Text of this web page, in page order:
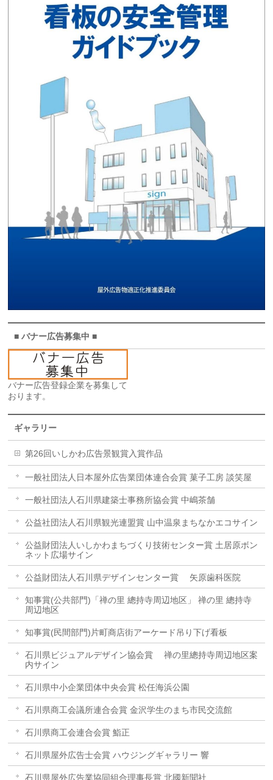
■ バナー広告募集中 ■
バナー広告登録企業を募集して
おります。
ギャラリー
第26回いしかわ広告景観賞入賞作品
一般社団法人日本屋外広告業団体連合会賞 菓子工房 談笑屋
一般社団法人石川県建築士事務所協会賞 中嶋茶舗
公益社団法人石川県観光連盟賞 山中温泉まちなかエコサイン
公益財団法人いしかわまちづくり技術センター賞 土居原ボン
ネット広場サイン
公益財団法人石川県デザインセンター賞 矢原歯科医院
知事賞(公共部門)「禅の里 總持寺周辺地区」 禅の里 總持寺
周辺地区
知事賞(民間部門)片町商店街アーケード吊り下げ看板
石川県ビジュアルデザイン協会賞 禅の里總持寺周辺地区案
内サイン
石川県中小企業団体中央会賞 松任海浜公園
石川県商工会議所連合会賞 金沢学生のまち市民交流館
石川県商工会連合会賞 鮨正
石川県屋外広告士会賞 ハウジングギャラリー 響
石川県屋外広告業協同組合理事長賞 北國新聞社